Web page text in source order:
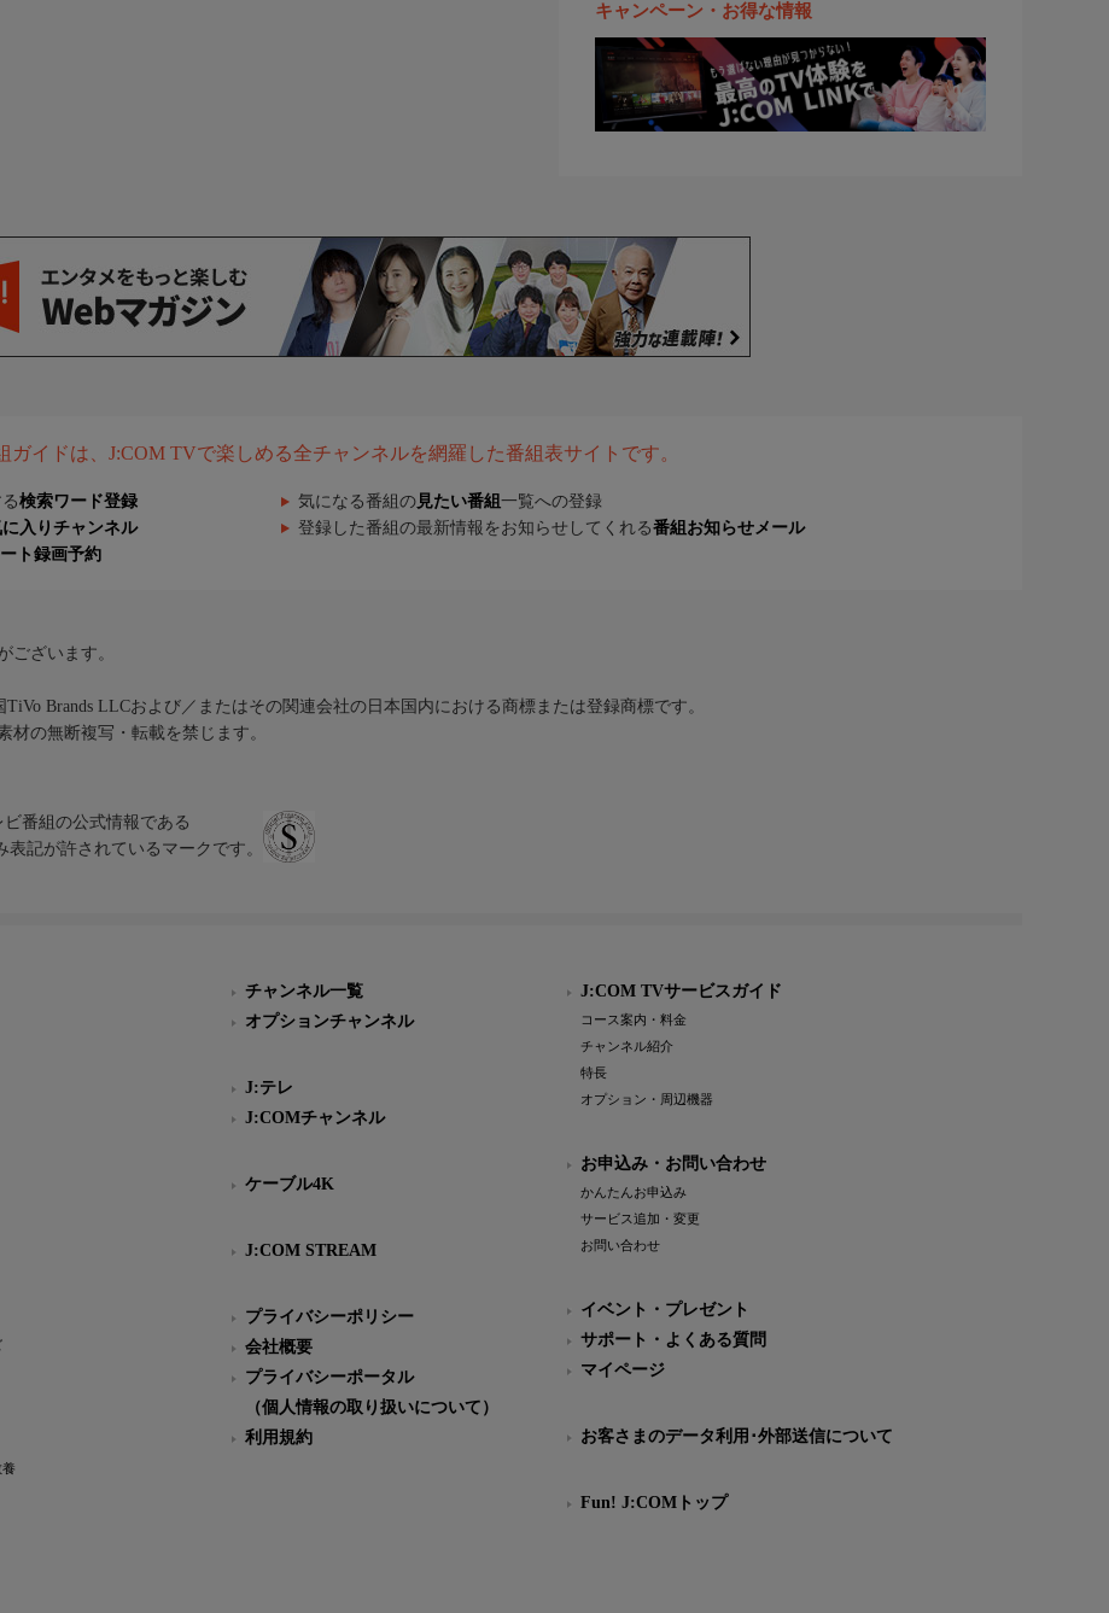
キャンペーン・お得な情報
ガイドは、J:COM TVで楽しめる全チャンネルを網羅した番組表サイトです。
る検索ワード登録 気になる番組の 見たい番組 一覧への登録
に入りチャンネル 登録した番組の最新情報をお知らせしてくれる番組お知らせメール
ト録画予約
ございます。
Brands LLCおよび／またはその関連会社の日本国内における商標または登録商標です。
の無断複写・転載を禁じます。
番組の公式情報である
表記が許されているマークです。
チャンネル一覧
オプションチャンネル
J:テレ
J:COMチャンネル
ケーブル4K
J:COM STREAM
プライバシーポリシー
会社概要
プライバシーポータル
（個人情報の取り扱いについて）
利用規約
J:COM TVサービスガイド
コース案内・料金
チャンネル紹介
特長
オプション・周辺機器
お申込み・お問い合わせ
かんたんお申込み
サービス追加・変更
お問い合わせ
イベント・プレゼント
サポート・よくある質問
マイページ
お客さまのデータ利用･外部送信について
Fun! J:COMトップ